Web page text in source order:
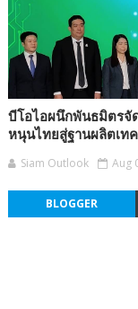
บีโอไอผนึกพันธมิตรจัด
หนุนไทยสู่ฐานผลิตเท
Siam Outlook Aug
BLOGGER